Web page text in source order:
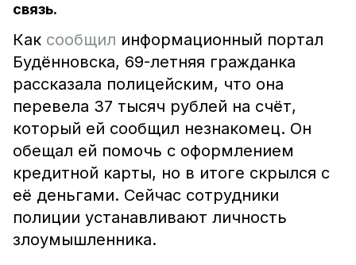
связь.
Как сообщил информационный портал
Будённовска, 69-летняя гражданка
рассказала полицейским, что она
перевела 37 тысяч рублей на счёт,
который ей сообщил незнакомец. Он
обещал ей помочь с оформлением
кредитной карты, но в итоге скрылся с
её деньгами. Сейчас сотрудники
полиции устанавливают личность
злоумышленника.